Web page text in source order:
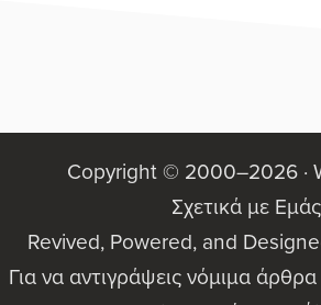
Footer
Copyright © 2000–2026 ·
Σχετικά με Εμάς
Revived, Powered, and
Για να αντιγράψεις νόμιμα